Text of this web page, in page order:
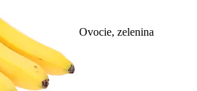
Ovocie, zelenina